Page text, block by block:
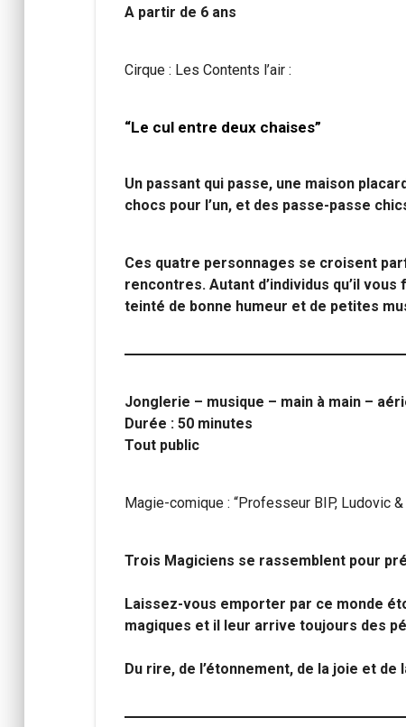
A partir de 6 ans
Cirque : Les Contents l’air :
“Le cul entre deux chaises”
Un passant qui passe, une maison
chocs pour l’un, et des passe-passe
Ces quatre personnages se croisent
rencontres. Autant d’individus qu’il
teinté de bonne humeur et de petites
Jonglerie – musique – main à main –
Durée : 50 minutes
Tout public
Magie-comique : “Professeur BIP, Ludovic &
Trois Magiciens se rassemblent pour
Laissez-vous emporter par ce monde
magiques et il leur arrive toujours des
Du rire, de l’étonnement, de la joie et